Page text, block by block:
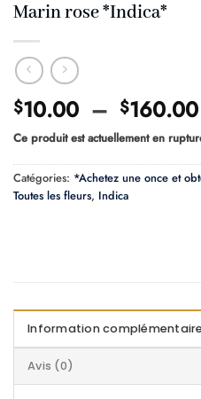
Marin rose *Indica*
$10.00 – $160.00
Ce produit est actuellement en
Catégories: *Achetez une once et
Toutes les fleurs, Indica
Information
Avis (0)